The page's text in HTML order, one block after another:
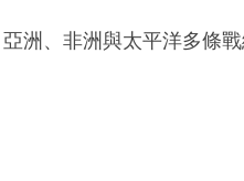
洲、非洲與太平洋多條戰